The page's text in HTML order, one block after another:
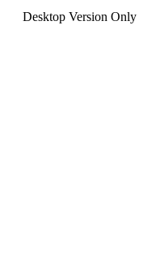
Desktop Version Only